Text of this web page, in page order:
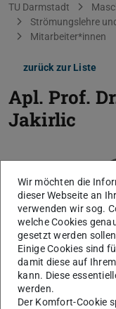
Sie befinden sich hier:
TU Darmstadt
Strömungslehre
Mitarbeiter*innen
zurück zur Liste
Apl. Prof.
Jakirlic
Wir möchten die
dieser Webseite an
verwenden wir sog.
welche Cookies
gesetzt werden
Einige Cookies sind
damit diese auf
kann. Diese
werden.
Der Komfort-Cookie